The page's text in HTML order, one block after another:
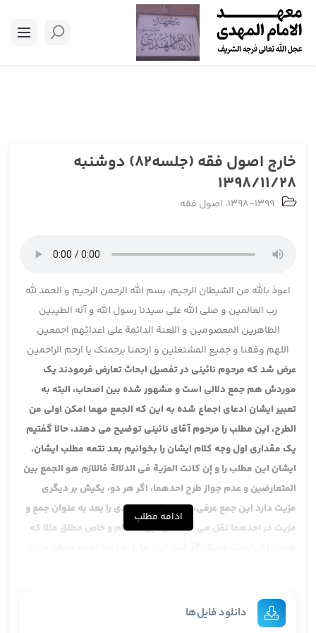
خارج اصول فقه (جلسه82) دوشنبه
1398/11/28
1398-1399، اصول فقه
اعوذ بالله من الشیطان الرجیم، بسم الله الرحمن الرحیم و الحمد لله
رب العالمین و صلی الله علی سیدنا رسول الله و آله الطیبین
الطاهرین المعصومین و اللعنة الدائمة علی اعدائهم اجمعین
اللهم وفقنا و جمیع المشتغلین و ارحمنا برحمتک یا ارحم الراحمین
عرض شد که مرحوم نائینی در تفصیل ابحاث تعارض فرمودند یک
موردش هم جمع دلالی است و مشهور شده بین اصحاب، البته به
تعبیر ایشان ادعای اجماع شده به این که الجمع مهما امکن اولی من
الطرح، این مطلب را مرحوم آقای نائینی توضیح می دهند، حالا گفتیم
یک مقداری اول وجه کلام ایشان را بخوانیم بعد تتمه مطلب ایشان.
ایشان این مطلب را و إن کانت المزیة فی الدلالة فاللازم هو الجمع بین
المتعارضین و عدم جواز طرح احدهما، اگر هر دو، یکیش بر دیگری
مزیت دارد این جمع عرفی، البته ایشان مواردی را بعد به عنوان جمع و
مزیت در احدهما نقل می کند مثل این که عام و خاص مطلق مثلا که
اللئالی است نه غوالی
دعوى‏ الإجماع‏ على‏ أنّ‏ الجمع‏ بين الدليلين مهما أمكن أولى من الطرح.
ادامه مطلب
دانلود فایل‌ها